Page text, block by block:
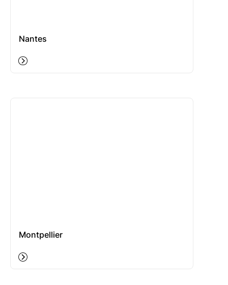
Nantes
Montpellier